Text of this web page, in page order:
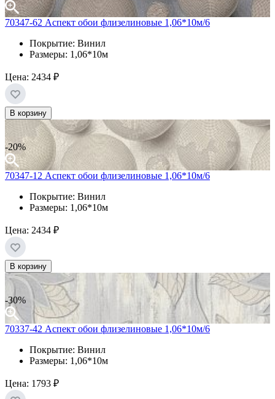
70347-62 Аспект обои флизелиновые 1,06*10м/6
Покрытие: Винил
Размеры: 1,06*10м
Цена: 2434 ₽
В корзину
-20%
70347-12 Аспект обои флизелиновые 1,06*10м/6
Покрытие: Винил
Размеры: 1,06*10м
Цена: 2434 ₽
В корзину
-30%
70337-42 Аспект обои флизелиновые 1,06*10м/6
Покрытие: Винил
Размеры: 1,06*10м
Цена: 1793 ₽